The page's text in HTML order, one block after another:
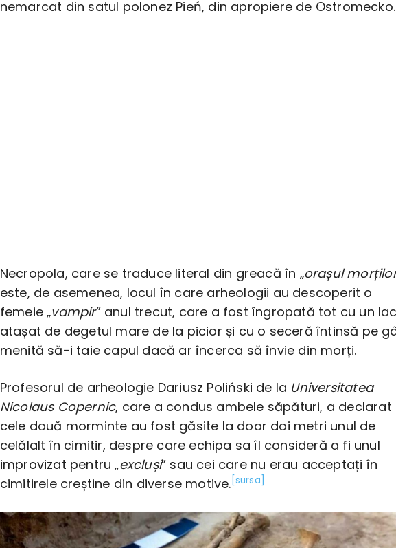
nemarcat din satul polonez Pień, din apropiere de Ostromecko.
Necropola, care se traduce literal din greacă în „orașul
este, de asemenea, locul în care arheologii au descoperit o
femeie „vampir” anul trecut, care a fost îngropată tot cu un
atașat de degetul mare de la picior și cu o seceră întinsă pe
menită să-i taie capul dacă ar încerca să învie din morți.
Profesorul de arheologie Dariusz Poliński de la Universitatea
Nicolaus Copernic, care a condus ambele săpături, a declarat
cele două morminte au fost găsite la doar doi metri unul de
celălalt în cimitir, despre care echipa sa îl consideră a fi unul
improvizat pentru „excluși” sau cei care nu erau acceptați în
cimitirele creștine din diverse motive. [sursa]